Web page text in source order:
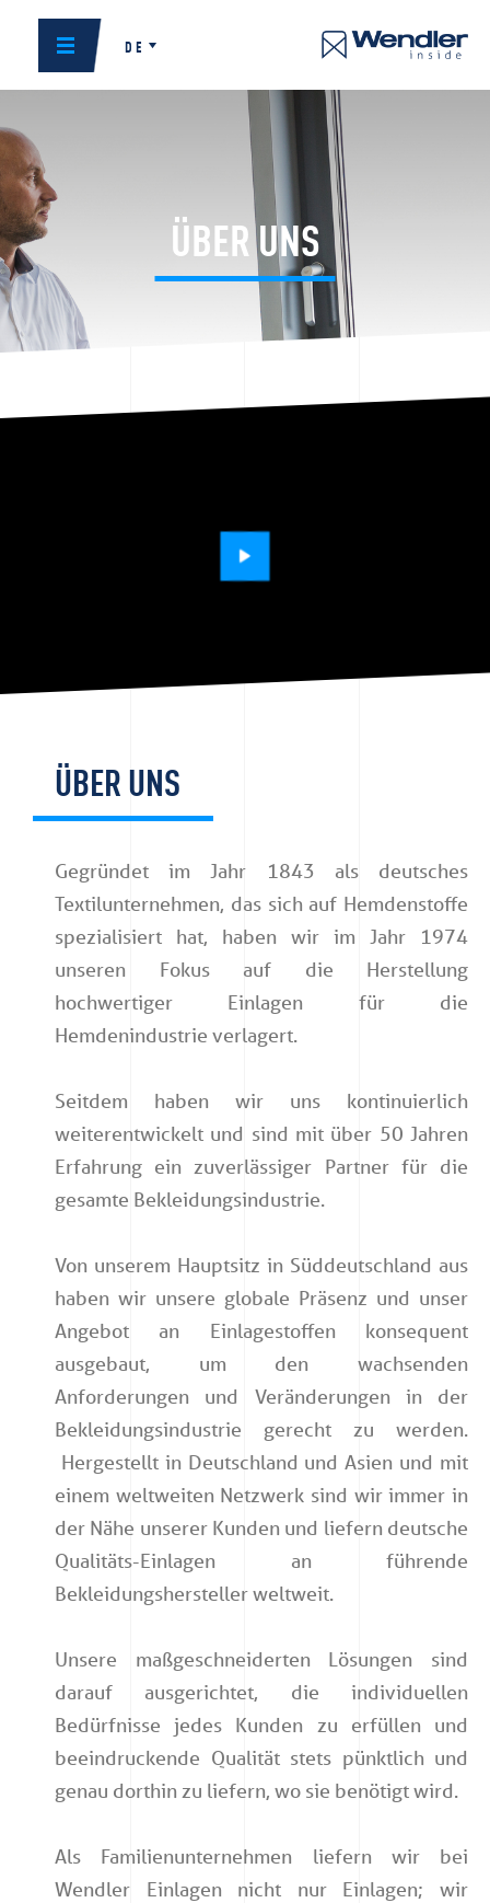
DE
ÜBER UNS
ÜBER UNS
Gegründet im Jahr 1843 als deutsches
Textilunternehmen, das sich auf Hemdenstoffe
spezialisiert hat, haben wir im Jahr 1974
unseren Fokus auf die Herstellung
hochwertiger Einlagen für die
Hemdenindustrie verlagert.
Seitdem haben wir uns kontinuierlich
weiterentwickelt und sind mit über 50 Jahren
Erfahrung ein zuverlässiger Partner für die
gesamte Bekleidungsindustrie.
Von unserem Hauptsitz in Süddeutschland aus
haben wir unsere globale Präsenz und unser
Angebot an Einlagestoffen konsequent
ausgebaut, um den wachsenden
Anforderungen und Veränderungen in der
Bekleidungsindustrie gerecht zu werden.
Hergestellt in Deutschland und Asien und mit
einem weltweiten Netzwerk sind wir immer in
der Nähe unserer Kunden und liefern deutsche
Qualitäts-Einlagen an führende
Bekleidungshersteller weltweit.
Unsere maßgeschneiderten Lösungen sind
darauf ausgerichtet, die individuellen
Bedürfnisse jedes Kunden zu erfüllen und
beeindruckende Qualität stets pünktlich und
genau dorthin zu liefern, wo sie benötigt wird.
Als Familienunternehmen liefern wir bei
Wendler Einlagen nicht nur Einlagen; wir